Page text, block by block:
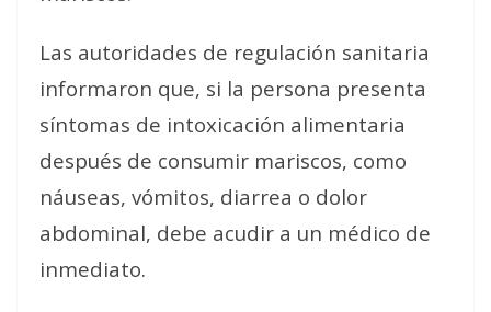
Las autoridades de regulación sanitaria
informaron que, si la persona presenta
síntomas de intoxicación alimentaria
después de consumir mariscos, como
náuseas, vómitos, diarrea o dolor
abdominal, debe acudir a un médico de
inmediato.